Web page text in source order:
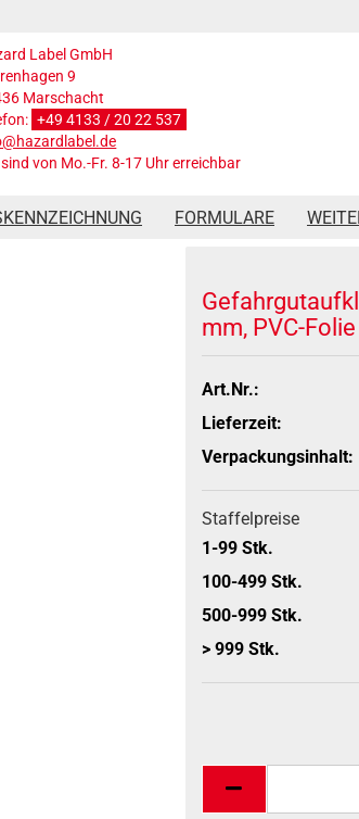
Label GmbH
9
Marschacht
+49 4133 / 20 22 537
von Mo.-Fr. 8-17 Uhr erreichbar
FORMULARE
mm, PVC-Folie
Art.Nr.:
Lieferzeit:
Verpackungsinhalt:
Staffelpreise
1-99 Stk.
100-499 Stk.
500-999 Stk.
> 999 Stk.